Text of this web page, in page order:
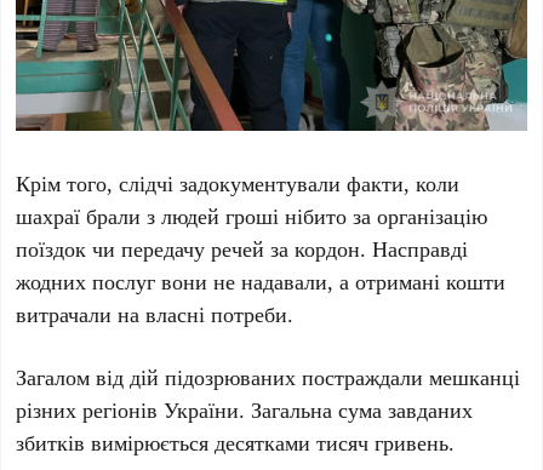
Крім того, слідчі задокументували факти, коли
шахраї брали з людей гроші нібито за організацію
поїздок чи передачу речей за кордон. Насправді
жодних послуг вони не надавали, а отримані кошти
витрачали на власні потреби.
Загалом від дій підозрюваних постраждали мешканці
різних регіонів України. Загальна сума завданих
збитків вимірюється десятками тисяч гривень.